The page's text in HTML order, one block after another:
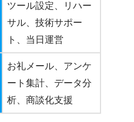
ツール設定、リハー
サル、技術サポー
ト、当日運営
お礼メール、アンケ
ート集計、データ分
析、商談化支援